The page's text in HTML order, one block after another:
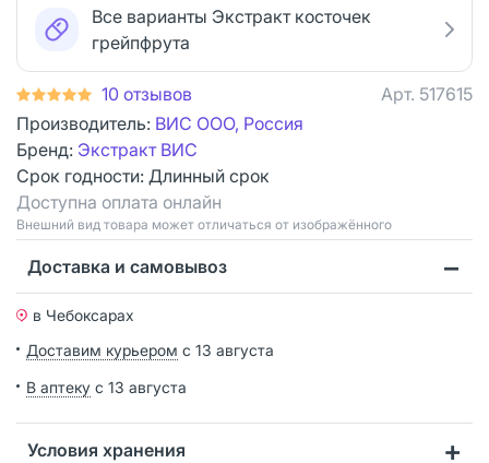
Все варианты Экстракт косточек
грейпфрута
10 отзывов Арт. 517615
Производитель: ВИС ООО, Россия
Бренд: Экстракт ВИС
Срок годности: Длинный срок
Доступна оплата онлайн
Bнешний вид товара может отличаться от изображённого
Доставка и самовывоз
в Чебоксарах
Доставим курьером с 13 августа
В аптеку с 13 августа
Условия хранения